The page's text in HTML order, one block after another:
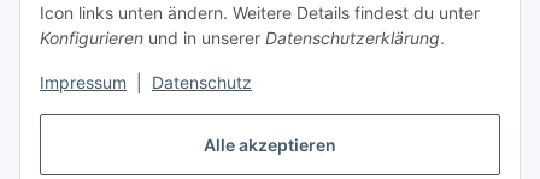
Alle akzeptieren
Icon links unten ändern. Weitere Details findest du unter
Konfigurieren und in unserer Datenschutzerklärung.
Impressum Datenschutz
Folge uns
Instagram
Facebook